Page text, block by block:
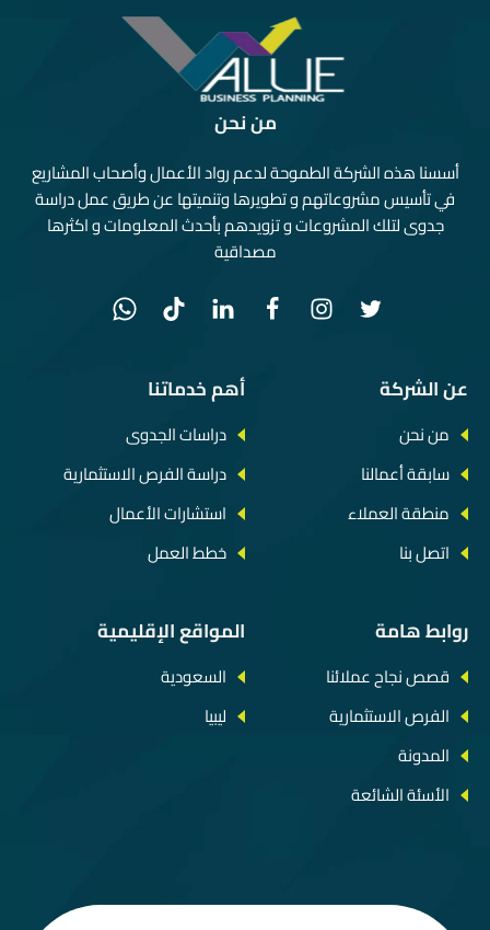
من نحن
أسسنا هذه الشركة الطموحة لدعم رواد الأعمال وأصحاب المشاريع
في تأسيس مشروعاتهم و تطويرها وتنميتها عن طريق عمل دراسة
جدوى لتلك المشروعات و تزويدهم بأحدث المعلومات و اكثرها
مصداقية
عن الشركة
من نحن
سابقة أعمالنا
منطقة العملاء
اتصل بنا
أهم خدماتنا
دراسات الجدوى
دراسة الفرص الاستثمارية
استشارات الأعمال
خطط العمل
روابط هامة
قصص نجاح عملائنا
الفرص الاستثمارية
المدونة
الأسئة الشائعة
المواقع الإقليمية
السعودية
ليبيا